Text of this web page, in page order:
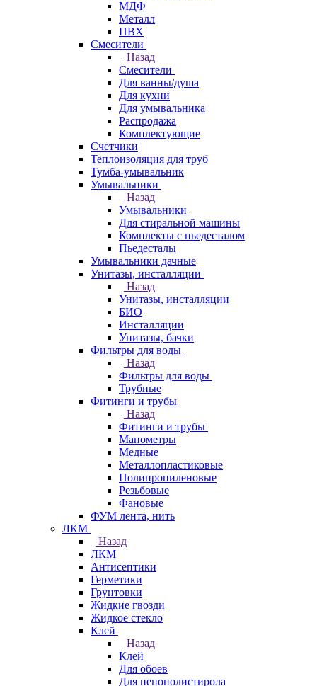
МДФ
Металл
ПВХ
Смесители
Назад
Смесители
Для ванны/душа
Для кухни
Для умывальника
Распродажа
Комплектующие
Счетчики
Теплоизоляция для труб
Тумба-умывальник
Умывальники
Назад
Умывальники
Для стиральной машины
Комплекты с пьедесталом
Пьедесталы
Умывальники дачные
Унитазы, инсталляции
Назад
Унитазы, инсталляции
БИО
Инсталляции
Унитазы, бачки
Фильтры для воды
Назад
Фильтры для воды
Трубные
Фитинги и трубы
Назад
Фитинги и трубы
Манометры
Медные
Металлопластиковые
Полипропиленовые
Резьбовые
Фановые
ФУМ лента, нить
ЛКМ
Назад
ЛКМ
Антисептики
Герметики
Грунтовки
Жидкие гвозди
Жидкое стекло
Клей
Назад
Клей
Для обоев
Для пенополистирола